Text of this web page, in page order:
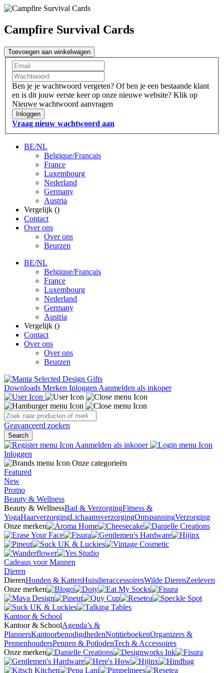
Campfire Survival Cards
Toevoegen aan winkelwagen
Ben je je wachtwoord vergeten? Of ben je een bestaande klant
en is dit jouw eerste keer op onze nieuwe website? Klik op
Nieuwe wachtwoord aanvragen
Inloggen
Vraag nieuw wachtwoord aan
BE/NL
Belgique/Français
France
Luxembourg
Nederland
Germany
Austria
Vergelijk ()
Contact
Over ons
Over ons
Beurzen
BE/NL
Belgique/Français
France
Luxembourg
Nederland
Germany
Austria
Vergelijk ()
Contact
Over ons
Over ons
Beurzen
Downloads Merken InloggenAanmelden als inkoper
Geavanceerd zoeken
Search
Aanmelden als inkoper
Inloggen
Onze categorieën
Featured
New
Promo
Beauty & Wellness
Beauty & WellnessBad & VerzorgingFitness &
YogaHaarverzorgingLichaamsverzorgingOntspanningVerzorging
Onze merken
Cadeaus voor Mannen
Dieren
DierenHonden & KattenHuisdieraccessoiresWilde DierenZeeleven
Onze merken
Kantoor & School
Kantoor & SchoolAgenda’s &
PlannersKantoorbenodigdhedenNotitieboekenOrganizers &
PennenhoudersPennen & PotlodenTech & Accessoires
Onze merken